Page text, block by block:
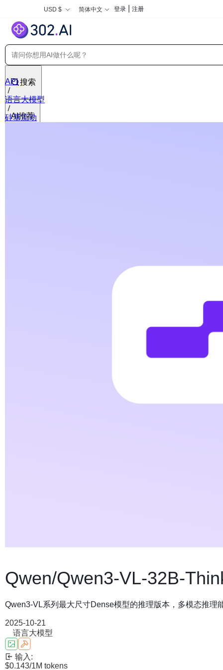
USD $ 简体中文 登录 注册
搜索
AI推荐
API
语言大模型
硅基流动
Qwen/Qwen3-VL-32B-
Qwen3-VL系列最大尺寸Dense模型的推理版本，多模态推理
2025-10-21
语言大模型
输入:
$0.143/1M tokens